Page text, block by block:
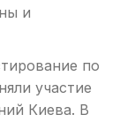
и
по
участие
Киева. В